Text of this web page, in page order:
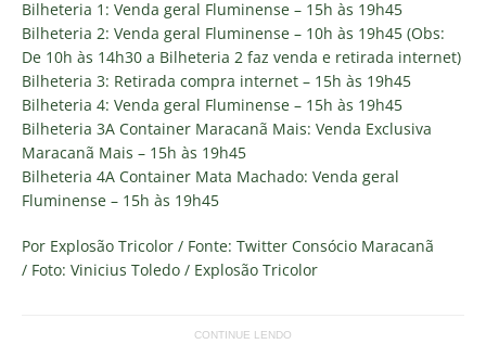
Bilheteria 1: Venda geral Fluminense – 15h às 19h45
Bilheteria 2: Venda geral Fluminense – 10h às 19h45 (Obs:
De 10h às 14h30 a Bilheteria 2 faz venda e retirada internet)
Bilheteria 3: Retirada compra internet – 15h às 19h45
Bilheteria 4: Venda geral Fluminense – 15h às 19h45
Bilheteria 3A Container Maracanã Mais: Venda Exclusiva
Maracanã Mais – 15h às 19h45
Bilheteria 4A Container Mata Machado: Venda geral
Fluminense – 15h às 19h45
Por Explosão Tricolor / Fonte: Twitter Consócio Maracanã
/ Foto: Vinicius Toledo / Explosão Tricolor
CONTINUE LENDO